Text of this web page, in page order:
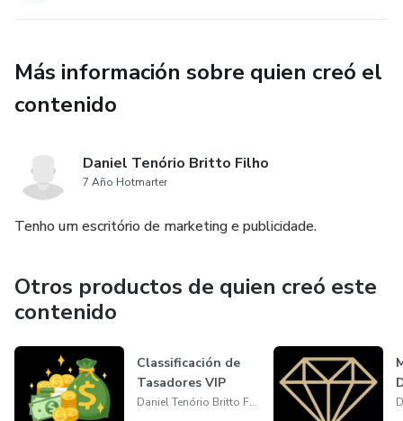
Más información sobre quien creó el
contenido
Daniel Tenório Britto Filho
7 Año Hotmarter
Tenho um escritório de marketing e publicidade.
Otros productos de quien creó este
contenido
Classificación de
Tasadores VIP
Daniel Tenório Britto Filho